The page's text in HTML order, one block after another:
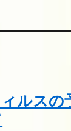
ルスの